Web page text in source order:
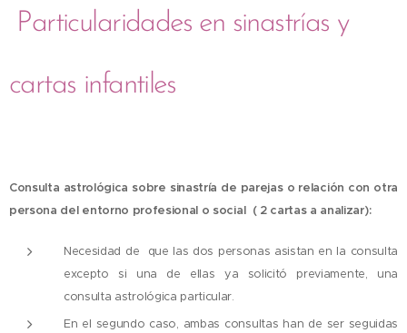
Particularidades en sinastrías y
cartas infantiles
Consulta astrológica sobre sinastría de parejas o relación con otra
persona del entorno profesional o social ( 2 cartas a analizar):
Necesidad de que las dos personas asistan en la consulta
excepto si una de ellas ya solicitó previamente, una
consulta astrológica particular.
En el segundo caso, ambas consultas han de ser seguidas